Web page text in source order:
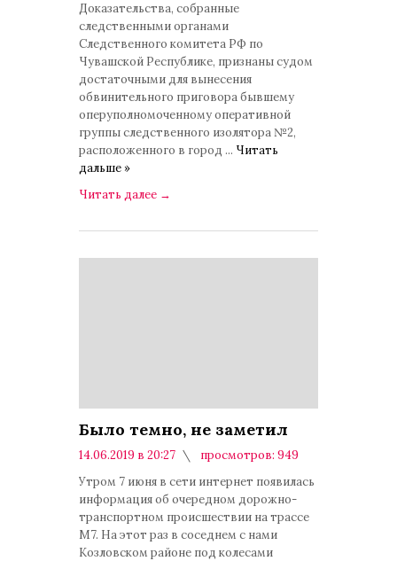
Доказательства, собранные
следственными органами
Следственного комитета РФ по
Чувашской Республике, признаны судом
достаточными для вынесения
обвинительного приговора бывшему
оперуполномоченному оперативной
группы следственного изолятора №2,
расположенного в город ... Читать
дальше »
Читать далее →
Было темно, не заметил
14.06.2019 в 20:27
просмотров: 949
Утром 7 июня в сети интернет появилась
информация об очередном дорожно-
транспортном происшествии на трассе
М7. На этот раз в соседнем с нами
Козловском районе под колесами